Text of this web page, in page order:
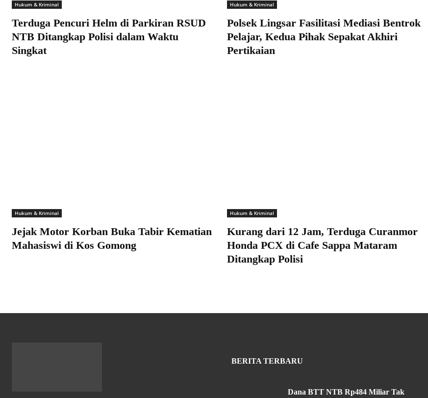
Hukum & Kriminal
Terduga Pencuri Helm di Parkiran RSUD
NTB Ditangkap Polisi dalam Waktu
Singkat
Hukum & Kriminal
Polsek Lingsar Fasilitasi Mediasi Bentrok
Pelajar, Kedua Pihak Sepakat Akhiri
Pertikaian
Hukum & Kriminal
Jejak Motor Korban Buka Tabir Kematian
Mahasiswi di Kos Gomong
Hukum & Kriminal
Kurang dari 12 Jam, Terduga Curanmor
Honda PCX di Cafe Sappa Mataram
Ditangkap Polisi
BERITA TERBARU
Dana BTT NTB Rp484 Miliar Tak